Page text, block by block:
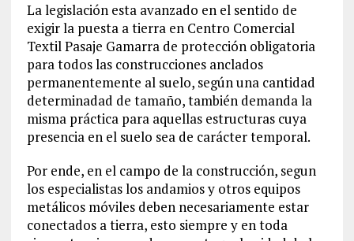
La legislación esta avanzado en el sentido de
exigir la puesta a tierra en Centro Comercial
Textil Pasaje Gamarra de protección obligatoria
para todos las construcciones anclados
permanentemente al suelo, según una cantidad
determinadad de tamaño, también demanda la
misma práctica para aquellas estructuras cuya
presencia en el suelo sea de carácter temporal.
Por ende, en el campo de la construcción, segun
los especialistas los andamios y otros equipos
metálicos móviles deben necesariamente estar
conectados a tierra, esto siempre y en toda